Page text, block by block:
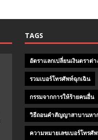
TAGS
อัตราแลกเปลี่ยนเงินตราต่
รวมเบอร์โทรศัพท์ฉุกเฉิน
กรรมจากการให้ร้ายคนอื่น
วิธีถอนคําสัญญาสาบานหา
ความหมายเลขเบอร์โทรศั